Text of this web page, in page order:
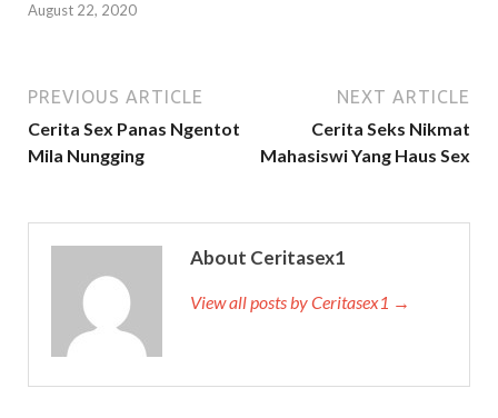
August 22, 2020
PREVIOUS ARTICLE
Cerita Sex Panas Ngentot
Mila Nungging
NEXT ARTICLE
Cerita Seks Nikmat
Mahasiswi Yang Haus Sex
About Ceritasex1
View all posts by Ceritasex1 →